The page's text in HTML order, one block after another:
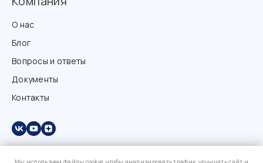
О нас
Блог
Вопросы и ответы
Документы
Контакты